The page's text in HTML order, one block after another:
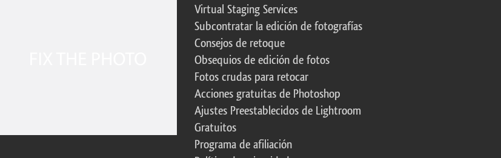
Virtual Staging Services
Subcontratar la edición de fotografías
Consejos de retoque
Obsequios de edición de fotos
Fotos crudas para retocar
Acciones gratuitas de Photoshop
Ajustes Preestablecidos de Lightroom
Gratuitos
Programa de afiliación